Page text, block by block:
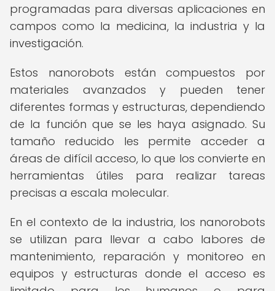
programadas para diversas aplicaciones en
campos como la medicina, la industria y la
investigación.
Estos nanorobots están compuestos por
materiales avanzados y pueden tener
diferentes formas y estructuras, dependiendo
de la función que se les haya asignado. Su
tamaño reducido les permite acceder a
áreas de difícil acceso, lo que los convierte en
herramientas útiles para realizar tareas
precisas a escala molecular.
En el contexto de la industria, los nanorobots
se utilizan para llevar a cabo labores de
mantenimiento, reparación y monitoreo en
equipos y estructuras donde el acceso es